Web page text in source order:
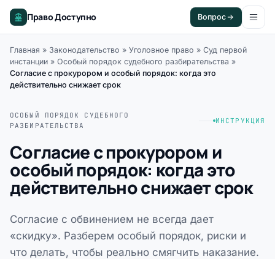
Право Доступно Вопрос
Главная » Законодательство » Уголовное право » Суд первой
инстанции » Особый порядок судебного разбирательства »
Согласие с прокурором и особый порядок: когда это
действительно снижает срок
ОСОБЫЙ ПОРЯДОК СУДЕБНОГО
РАЗБИРАТЕЛЬСТВА
ИНСТРУКЦИЯ
Согласие с прокурором и
особый порядок: когда это
действительно снижает срок
Согласие с обвинением не всегда дает
«скидку». Разберем особый порядок, риски и
что делать, чтобы реально смягчить наказание.